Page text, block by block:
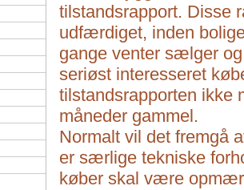
tilstandsrapport. Disse
udfærdiget, inden
gange venter sælger
seriøst interesseret
tilstandsrapporten ikke
måneder gammel.
Normalt vil det fremgå
er særlige tekniske
køber skal være